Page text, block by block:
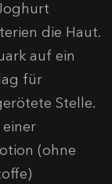
die Haut.
auf ein
für
Stelle.
(ohne